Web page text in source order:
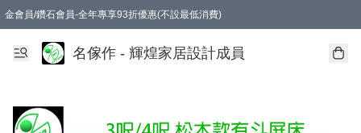
金會員/鑽石會員-全年專享93折優惠(不設最低消費)
名傢作 - 輝煌家居設計成員